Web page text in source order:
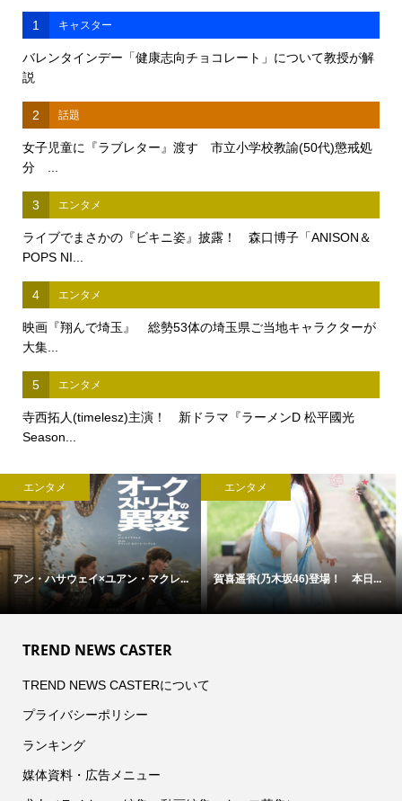
1 キャスター
バレンタインデー「健康志向チョコレート」について教授が解
説
2 話題
女子児童に『ラブレター』渡す 市立小学校教諭(50代)懲戒処
分 ...
3 エンタメ
ライブでまさかの『ビキニ姿』披露！ 森口博子「ANISON＆
POPS NI...
4 エンタメ
映画『翔んで埼玉』 総勢53体の埼玉県ご当地キャラクターが
大集...
5 エンタメ
寺西拓人(timelesz)主演！ 新ドラマ『ラーメンD 松平國光
Season...
エンタメ
アン・ハサウェイ×ユアン・マクレ...
エンタメ
賀喜遥香(乃木坂46)登場！ 本日...
TREND NEWS CASTER
TREND NEWS CASTERについて
プライバシーポリシー
ランキング
媒体資料・広告メニュー